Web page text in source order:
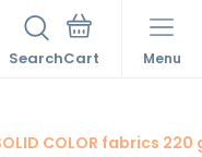
Search Menu
COLOR fabrics 220